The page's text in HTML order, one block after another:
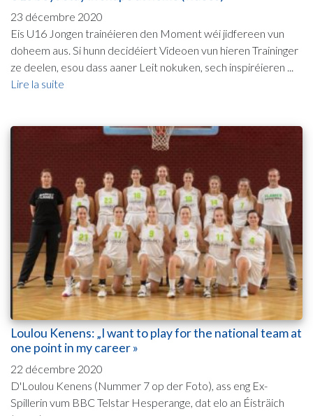
23 décembre 2020
Eis U16 Jongen trainéieren den Moment wéi jidfereen vun
doheem aus. Si hunn decidéiert Videoen vun hieren Traininger
ze deelen, esou dass aaner Leit nokuken, sech inspiréieren ...
Lire la suite
Loulou Kenens: „I want to play for the national team at
one point in my career »
22 décembre 2020
D'Loulou Kenens (Nummer 7 op der Foto), ass eng Ex-
Spillerin vum BBC Telstar Hesperange, dat elo an Éisträich